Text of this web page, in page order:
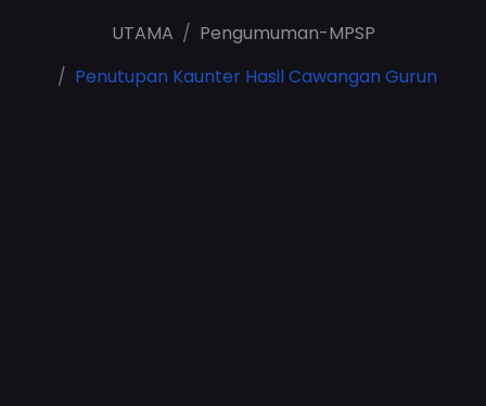
UTAMA
Pengumuman-MPSP
Penutupan Kaunter Hasil Cawangan Gurun